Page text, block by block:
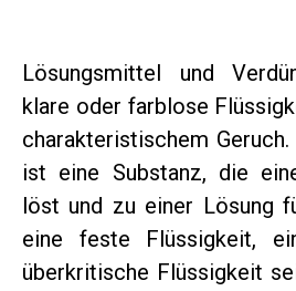
Lösungsmittel und
klare oder farblose
charakteristischem
ist eine Substanz, die
löst und zu einer Lösung
eine feste Flüssigkeit,
überkritische Flüssigkeit